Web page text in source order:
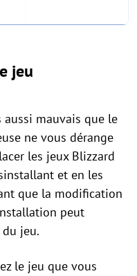
jeu
aussi mauvais que le
ne vous dérange
les jeux Blizzard
et en les
que la modification
peut
jeu.
le jeu que vous